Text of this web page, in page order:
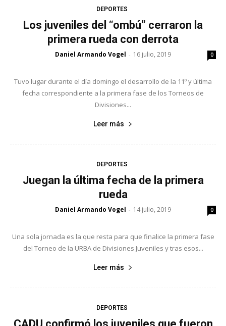
DEPORTES
Los juveniles del “ombú” cerraron la
primera rueda con derrota
Daniel Armando Vogel - 16 julio, 2019 0
Tuvo lugar durante el día domingo el desarrollo de la 11º y última
fecha correspondiente a la primera fase de los Torneos de
Divisiones...
Leer más
DEPORTES
Juegan la última fecha de la primera
rueda
Daniel Armando Vogel - 14 julio, 2019 0
Una sola jornada es la que resta para que finalice la primera fase
del Torneo de la URBA de Divisiones Juveniles y tras esos...
Leer más
DEPORTES